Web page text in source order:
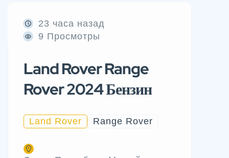
23 часа назад
9 Просмотры
Land Rover Range
Rover 2024 Бензин
Land Rover Range Rover